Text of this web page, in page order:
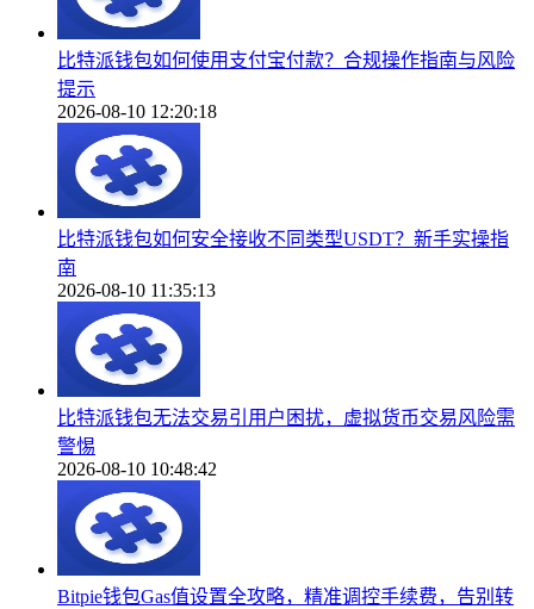
比特派钱包如何使用支付宝付款？合规操作指南与风险
提示
2026-08-10 12:20:18
比特派钱包如何安全接收不同类型USDT？新手实操指
南
2026-08-10 11:35:13
比特派钱包无法交易引用户困扰，虚拟货币交易风险需
警惕
2026-08-10 10:48:42
Bitpie钱包Gas值设置全攻略，精准调控手续费，告别转